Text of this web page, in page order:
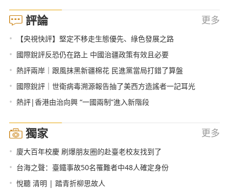
評論 更多
• 【央視快評】堅定不移走生態優先、綠色發展之路
• 國際銳評反恐仍在路上 中國治疆政策有效且必要
• 熱評兩岸｜跟風抹黑新疆棉花 民進黨當局打錯了算盤
• 國際銳評｜世衛病毒溯源報告抽了美西方造謠者一記耳光
• 熱評|香港由治向興 “一國兩制”進入新階段
獨家 更多
• 廈大百年校慶 刷爆朋友圈的赴臺老校友找到了
• 台海之聲：臺鐵事故50名罹難者中48人確定身份
• 悅聽 清明 | 踏青折柳思故人